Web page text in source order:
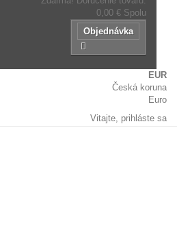
0,00 € Spolu
Objednávka
EUR
Česká koruna
Euro
Vitajte, prihláste sa